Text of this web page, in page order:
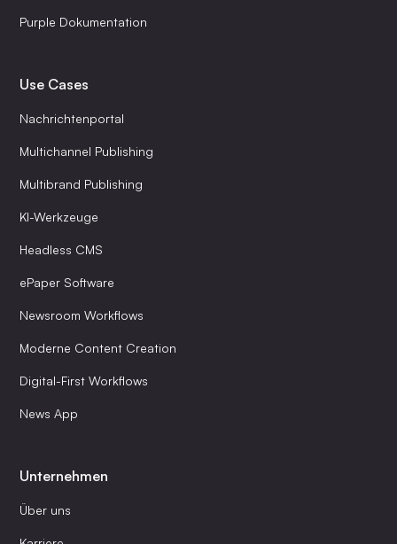
Purple Dokumentation
Use Cases
Nachrichtenportal
Multichannel Publishing
Multibrand Publishing
KI-Werkzeuge
Headless CMS
ePaper Software
Newsroom Workflows
Moderne Content Creation
Digital-First Workflows
News App
Unternehmen
Über uns